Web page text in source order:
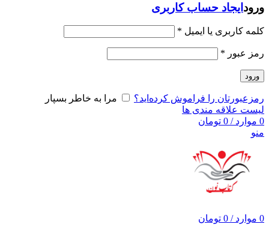
ورود ایجاد حساب کاربری
کلمه کاربری یا ایمیل *
رمز عبور *
ورود
رمزعبورتان را فراموش کرده‌اید؟
مرا به خاطر بسپار
لیست علاقه مندی ها
0 موارد /
0 تومان
منو
0 موارد /
0 تومان